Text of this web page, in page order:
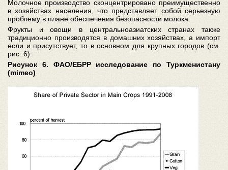
Молочное производство сконцентрировано преимущественно
в хозяйствах населения, что представляет собой серьезную
проблему в плане обеспечения безопасности молока.
Фрукты и овощи в центральноазиатских странах также
традиционно производятся в домашних хозяйствах, а импорт
если и присутствует, то в основном для крупных городов (см.
рис. 6).
Рисунок 6. ФАО/ЕБРР исследование по Туркменистану
(mimeo)